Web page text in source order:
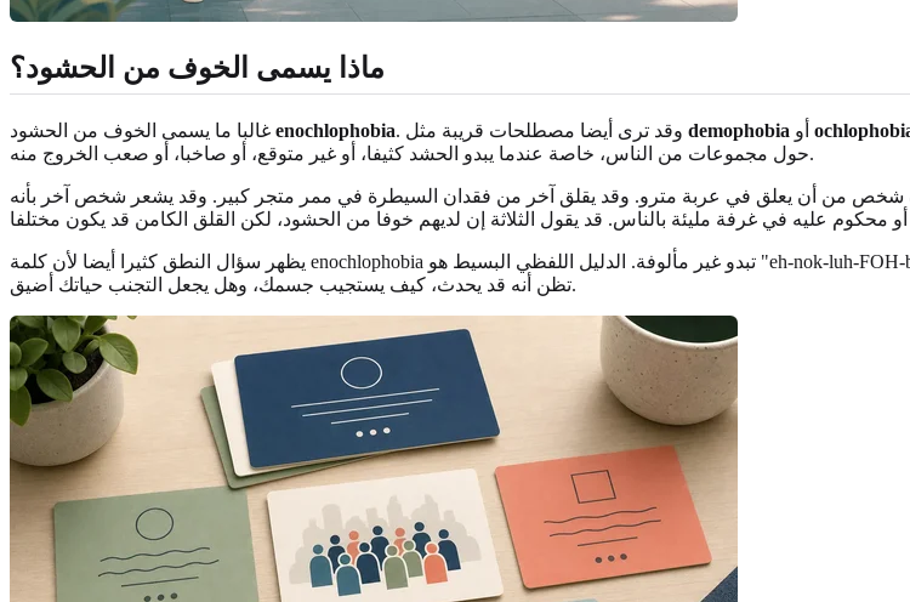
ماذا يسمى الخوف من الحشود؟
enochlophobia demophobia
حول مجموعات من الناس، خاصة عندما يبدو الحشد كثيفا، أو غير متوقع، أو صاخبا، أو صعب الخروج منه.
شخص من أن يعلق في عربة مترو. وقد يقلق آخر من فقدان السيطرة في ممر متجر كبير. وقد يشعر شخص آخر بأنه
يظهر سؤال النطق كثيرا أيضا لأن كلمة enochlophobia تبدو غير مألوفة. الدليل اللفظي البسيط هو "eh-nok-luh-FOH-bee-uh". التسمية الدقيقة أقل أهمية من النمط نفسه: ما المواقف التي تثير الخوف، ما الذي
تظن أنه قد يحدث، كيف يستجيب جسمك، وهل يجعل التجنب حياتك أضيق.